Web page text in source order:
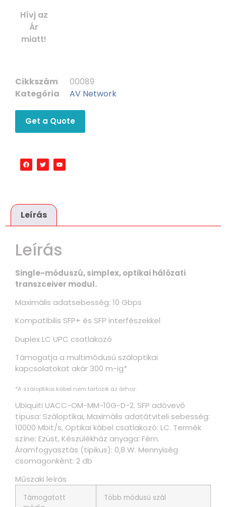
Hívj az
Ár
miatt!
Cikkszám
00089
Kategória
AV Network
Get a Quote
Leírás
Leírás
Single-móduszú, simplex, optikai hálózati
transzceiver modul.
Maximális adatsebesség: 10 Gbps
Kompatibilis SFP+ és SFP interfészekkel
Duplex LC UPC csatlakozó
Támogatja a multimódusú száloptikai
kapcsolatokat akár 300 m-ig*
*A száloptikai kábel nem tartozik az árhoz.
Ubiquiti UACC-OM-MM-10G-D-2. SFP adóvevő
típusa: Száloptikai, Maximális adatátviteli sebesség:
10000 Mbit/s, Optikai kábel csatlakozó: LC. Termék
színe: Ezüst, Készülékház anyaga: Fém.
Áramfogyasztás (tipikus): 0,8 W. Mennyiség
csomagonként: 2 db
Műszaki leírás
Támogatott
Több módusú szál